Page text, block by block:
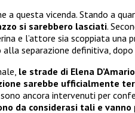
a questa vicenda. Stando a
si sarebbero lasciati.
e l’attore sia scoppiata una
separazione definitiva, dopo
le strade di Elena
sarebbe ufficialmente
ancora intervenuti per
da considerasi tali e